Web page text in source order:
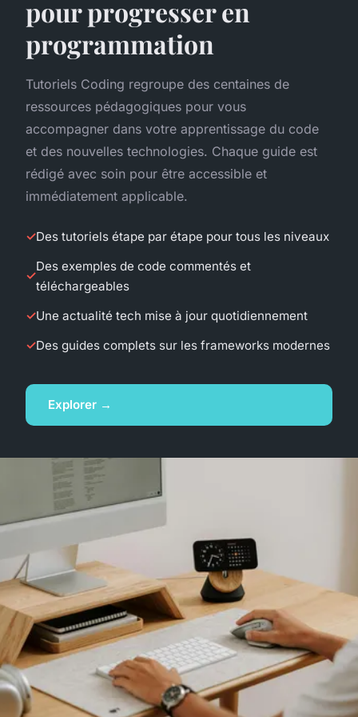
pour progresser en
programmation
Tutoriels Coding regroupe des centaines de
ressources pédagogiques pour vous
accompagner dans votre apprentissage du code
et des nouvelles technologies. Chaque guide est
rédigé avec soin pour être accessible et
immédiatement applicable.
Des tutoriels étape par étape pour tous les niveaux
Des exemples de code commentés et
téléchargeables
Une actualité tech mise à jour quotidiennement
Des guides complets sur les frameworks modernes
Explorer →